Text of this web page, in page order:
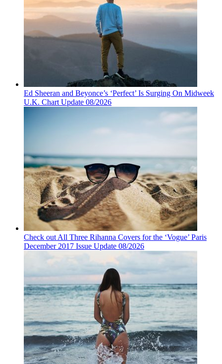
Ed Sheeran and Beyonce’s ‘Perfect’ Is Surging On Midweek
U.K. Chart Update 08/2026
Check out All Three Rihanna Covers for the ‘Vogue’ Paris
December 2017 Issue Update 08/2026